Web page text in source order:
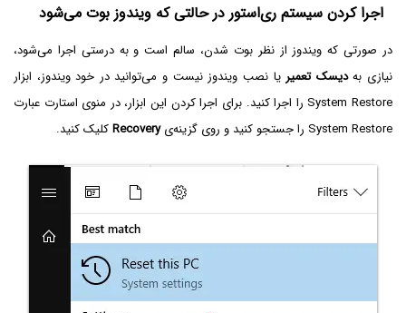
اجرا کردن سیستم ری‌استور در حالتی که ویندوز بوت می‌شود
در صورتی که ویندوز از نظر بوت شدن، سالم است و به درستی اجرا می‌شود،
نیازی بهدیسک تعمیر یا نصب ویندوز نیست و می‌توانید در خود ویندوز، ابزار
System Restore را اجرا کنید. برای اجرا کردن این ابزار، در منوی استارت عبارت
System Restore را جستجو کنید و روی گزینه‌ی
Recoveryکلیک کنید.